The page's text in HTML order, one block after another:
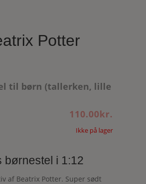
Potter
til børn (tallerken, lille
110.00kr.
Ikke på lager
børnestel i 1:12
af Beatrix Potter. Super sødt